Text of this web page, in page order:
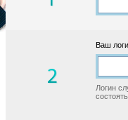
Ваш
Логин